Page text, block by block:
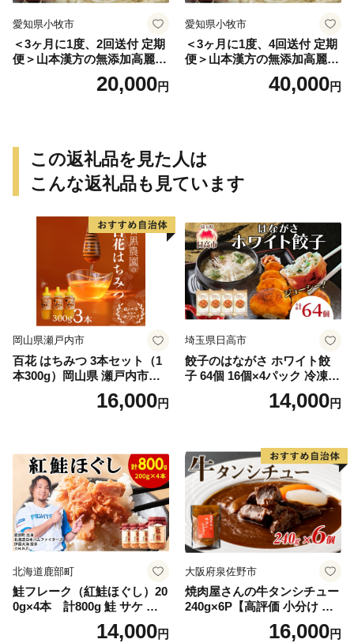
愛知県小牧市
＜3ヶ月に1度、2回送付 定期
便＞山本漢方の無添加高麗人
20,000円
愛知県小牧市
＜3ヶ月に1度、4回送付 定期
便＞山本漢方の無添加高麗人
40,000円
この返礼品を見た人は
こんな返礼品も見ています
岡山県瀬戸内市
百花 はちみつ 3本セット（1
本300g）岡山県 瀬戸内市産
石黒農園 ヨーグルト パン 砂
糖の代わり 香り高い いい香
16,000円
埼玉県日高市
餃子のはながさ ホワイト餃
子 64個 16個×4パック 冷凍
中華 点心 B級グルメ ご当地
野菜 おつまみ おかず 簡単調
ー ギフト お取り寄せ 日高市
14,000円
北海道鹿部町
鮭フレーク（紅鮭ほぐし）20
0g×4本 計800g 鮭 サケ 鮭
ほぐし サケフレーク シャケ
フレーク 鮭フレーク14,000円
大阪府泉佐野市
焼肉屋さんの牛タンシチュー
240g×6P【高評価 小分け 惣
菜 牛たん 一人暮らし 冷凍】
16,000円